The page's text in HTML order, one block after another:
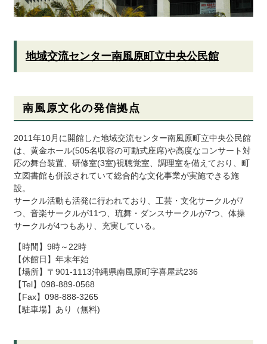
地域交流センター南風原町立中央公民館
南風原文化の発信拠点
2011年10月に開館した地域交流センター南風原町立中央公民館
は、黄金ホール(505名収容の可動式座席)や高度なコンサート対
応の舞台装置、研修室(3室)視聴覚室、調理室を備えており、町
立図書館も併設されていて総合的な文化事業が実施できる施
設。
サークル活動も活発に行われており、工芸・文化サークルが7
つ、音楽サークルが11つ、琉舞・ダンスサークルが7つ、体操
サークルが4つもあり、充実している。
【時間】9時～22時
【休館日】年末年始
【場所】〒901-1113沖縄県南風原町字喜屋武236
【Tel】098-889-0568
【Fax】098-888-3265
【駐車場】あり（無料)